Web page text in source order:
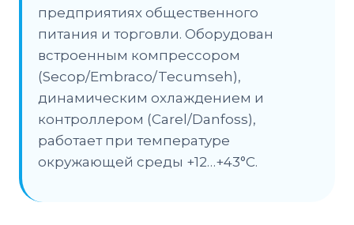
предприятиях общественного
питания и торговли. Оборудован
встроенным компрессором
(Secop/Embraco/Tecumseh),
динамическим охлаждением и
контроллером (Carel/Danfoss),
работает при температуре
окружающей среды +12…+43°C.